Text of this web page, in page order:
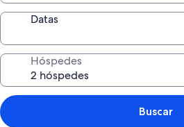
Datas
Hóspedes
Buscar